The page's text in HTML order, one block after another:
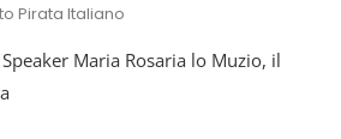
Pirata Italiano
Maria Rosaria lo Muzio, il